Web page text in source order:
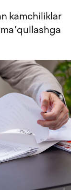
kamchiliklar